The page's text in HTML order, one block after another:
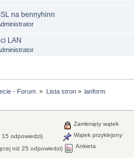
na bennyhinn
LAN
- Forum. » Lista stron» lanform
15 odpowiedzi)
niż 25 odpowiedzi)
Zamknięty wątek
Wątek przyklejony
Ankieta